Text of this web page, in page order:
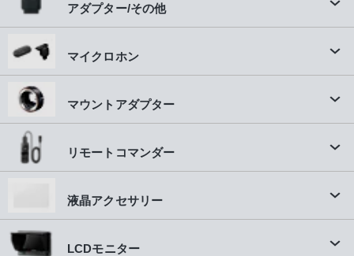
アダプター/その他
マイクロホン
マウントアダプター
リモートコマンダー
液晶アクセサリー
LCDモニター